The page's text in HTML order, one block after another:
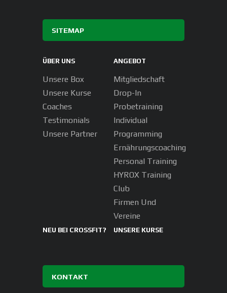
SITEMAP
ÜBER UNS
Unsere Box
Unsere Kurse
Coaches
Testimonials
Unsere Partner
ANGEBOT
Mitgliedschaft
Drop-In
Probetraining
Individual
Programming
Ernährungscoaching
Personal Training
HYROX Training
Club
Firmen Und
Vereine
NEU BEI CROSSFIT? UNSERE KURSE
KONTAKT